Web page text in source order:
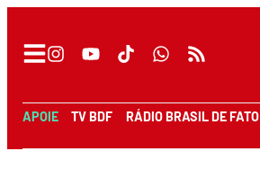
APOIE TV BDF RÁDIO BRASIL DE FATO